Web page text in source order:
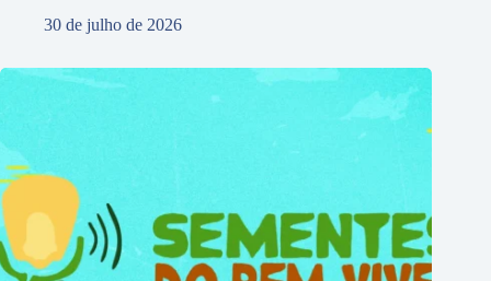
30 de julho de 2026